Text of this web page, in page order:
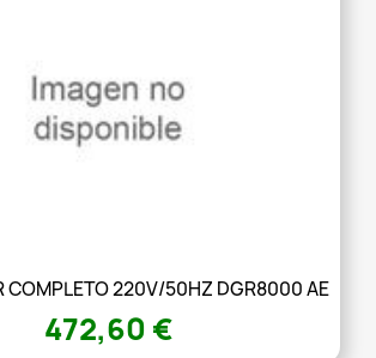
COMPLETO 220V/50HZ DGR8000 AE
472,60 €